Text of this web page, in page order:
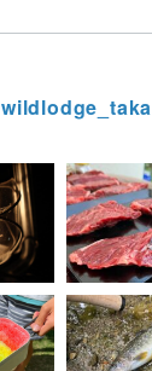
wildlodge_taka